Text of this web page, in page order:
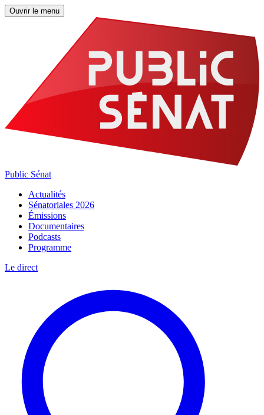
Ouvrir le menu
Public Sénat
Actualités
Sénatoriales 2026
Émissions
Documentaires
Podcasts
Programme
Le direct